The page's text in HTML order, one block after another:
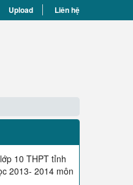
Upload Liên hệ
10 THPT tỉnh
2013- 2014 môn